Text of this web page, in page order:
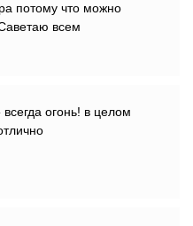
потому что можно
всем
огонь! в целом